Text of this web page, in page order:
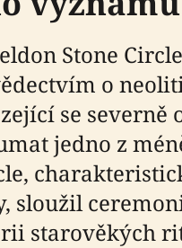
Stone
o
se severně
jedno z
sloužil
starověkých